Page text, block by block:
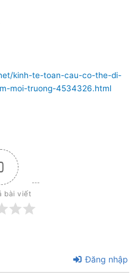
kinh-te-toan-cau-co-the-di-
moi-truong-4534326.html
bài viết
Đăng nhập